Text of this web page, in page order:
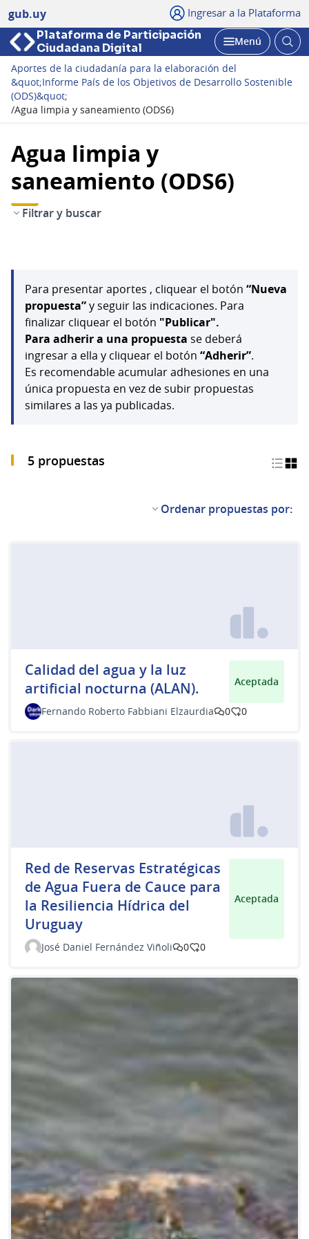
gub.uy Ingresar a la Plataforma
Plataforma de Participación
Ciudadana Digital
Abrir
Menú
Aportes de la ciudadanía para la elaboración del
&quot;Informe País de los Objetivos de Desarrollo Sostenible
(ODS)&quot;
/Agua limpia y saneamiento (ODS6)
Agua limpia y
saneamiento (ODS6)
Filtrar y buscar
Para presentar aportes , cliquear el botón “Nueva
propuesta”y seguir las indicaciones. Para
finalizar cliquear el botón "Publicar".
Para adherir a una propuesta se deberá
ingresar a ella y cliquear el botón “Adherir”.
Es recomendable acumular adhesiones en una
única propuesta en vez de subir propuestas
similares a las ya publicadas.
5 propuestas
Ordenar propuestas por:
Calidad del agua y la luz
artificial nocturna (ALAN).
Aceptada
Fernando Roberto Fabbiani Elzaurdia 0 0
Red de Reservas Estratégicas
de Agua Fuera de Cauce para
la Resiliencia Hídrica del
Uruguay
Aceptada
José Daniel Fernández Viñoli 0 0